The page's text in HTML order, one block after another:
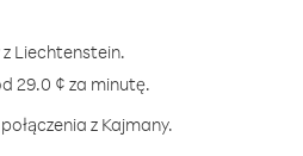
Liechtenstein.
29.0 ¢ za minutę.
z Kajmany.